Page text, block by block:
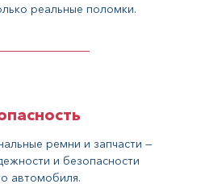
реальные поломки.
ремни и запчасти —
и безопасности
автомобиля.